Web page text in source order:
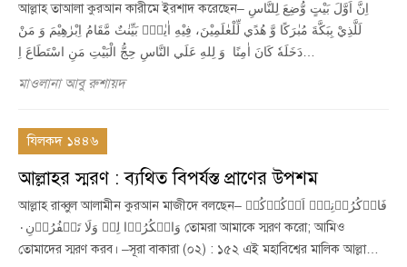
আল্লাহ তাআলা কুরআন কারীমে ইরশাদ করেছেন– اِنَّ اَوَّلَ بَيْتٍ وُّضِعَ لِلنَّاسِ
لَلَّذِيْ بِبَكَّةَ مُبٰرَكًا وَّ هُدًي لِّلْعٰلَمِيْنَ، فِيْهِ اٰيٰتٌۢ بَيِّنٰتٌ مَّقَامُ اِبْرٰهِيْمَ وَ مَنْ
دَخَلَهٗ كَانَ اٰمِنًا وَ لِلهِ عَلَي النَّاسِ حِجُّ الْبَيْتِ مَنِ اسْتَطَاعَ اِ…
মাওলানা আবু রুশায়দ
যিলকদ ১৪৪৬
আল্লাহর স্মরণ : ব্যথিত বিপর্যস্ত প্রাণের উপশম
আল্লাহ রাব্বুল আলামীন কুরআন মাজীদে বলছেন– فَاذۡکُرُوۡنِیۡۤ اَذۡکُرۡکُمۡ
وَاشۡکُرُوۡا لِیۡ وَلَا تَکۡفُرُوۡنِ٠ তোমরা আমাকে স্মরণ করো; আমিও
তোমাদের স্মরণ করব। –সূরা বাকারা (০২) : ১৫২ এই মহাবিশ্বের মালিক আল্লা…